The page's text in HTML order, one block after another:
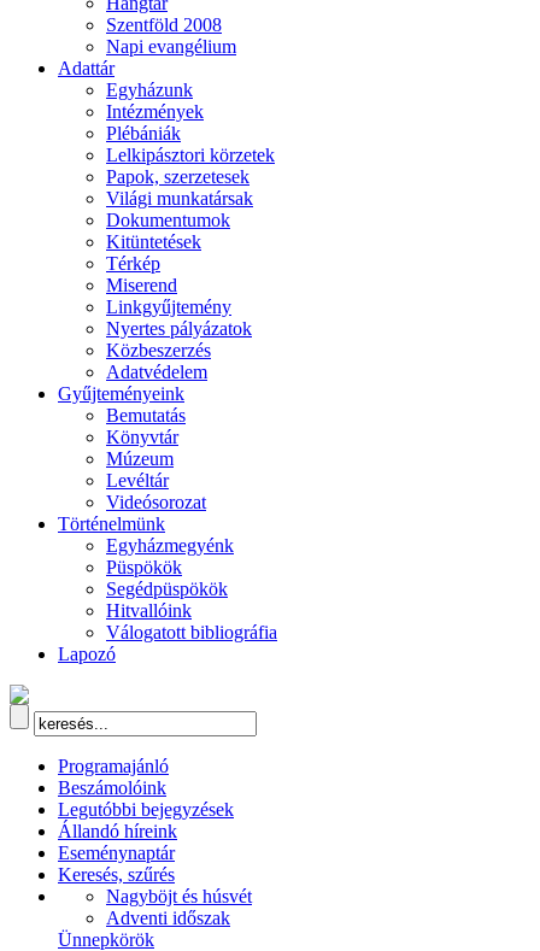
Szentföld 2008
Napi evangélium
Adattár
Egyházunk
Intézmények
Plébániák
Lelkipásztori körzetek
Papok, szerzetesek
Világi munkatársak
Dokumentumok
Kitüntetések
Térkép
Miserend
Linkgyűjtemény
Nyertes pályázatok
Közbeszerzés
Adatvédelem
Gyűjteményeink
Bemutatás
Könyvtár
Múzeum
Levéltár
Videósorozat
Történelmünk
Egyházmegyénk
Püspökök
Segédpüspökök
Hitvallóink
Válogatott bibliográfia
Lapozó
Programajánló
Beszámolóink
Legutóbbi bejegyzések
Állandó híreink
Eseménynaptár
Keresés, szűrés
Nagyböjt és húsvét
Adventi időszak
Ünnepkörök